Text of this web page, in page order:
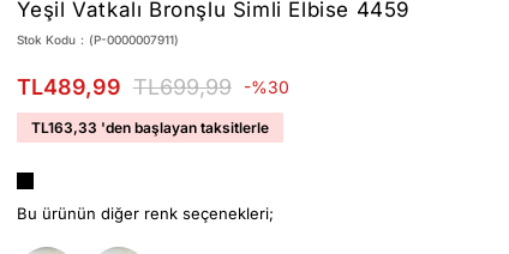
Yeşil Vatkalı Bronşlu Simli Elbise 4459
Stok Kodu (P-0000007911)
TL699,99
TL489,99 30
TL163,33 'den başlayan taksitlerle
Bu ürünün diğer renk seçenekleri;